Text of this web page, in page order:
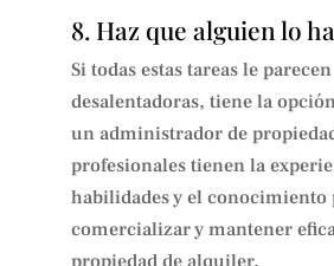
8. Haz que alguien lo
Si todas estas tareas le parecen
desalentadoras, tiene la
un administrador de
profesionales tienen la
habilidades y el conocimiento
comercializar y mantener
propiedad de alquiler.